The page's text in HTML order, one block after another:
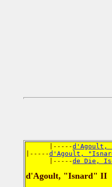
      |-----
d'Agoult,
|-----d'Agoult,
      |-----
de Die,
d'Agoult, "Isnard" II